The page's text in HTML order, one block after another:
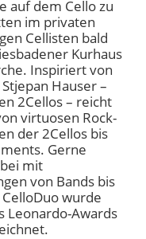
auf dem Cello zu
im privaten
Cellisten bald
Kurhaus
Inspiriert von
Hauser –
2Cellos – reicht
virtuosen Rock-
der 2Cellos bis
Gerne
mit
von Bands bis
wurde
Leonardo-Awards